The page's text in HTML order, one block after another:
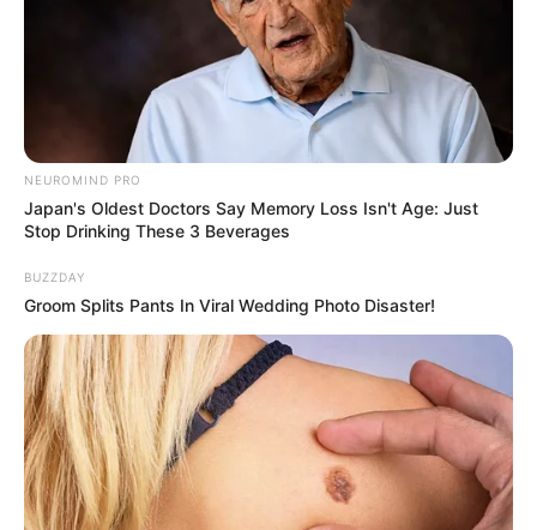
10 Pose Manekin Anti
Mainstream yang Konyol
8 Kata Lucu Seputar Malam
Minggu ala Jomblo yang Bikin
Ngenes
NEUROMIND PRO
Japan's Oldest Doctors Say Memory Loss Isn't Age: Just
Stop Drinking These 3 Beverages
BUZZDAY
Groom Splits Pants In Viral Wedding Photo Disaster!